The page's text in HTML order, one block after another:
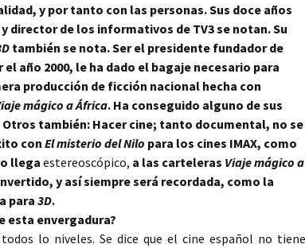
y por tanto con las personas. Sus doce años
director de los informativos de TV3 se notan. Su
también se nota. Ser el presidente fundador de
el año 2000, le ha dado el bagaje necesario para
producción de ficción nacional hecha con
mágico a África. Ha conseguido alguno de sus
también: Hacer cine; tanto documental, no se
con El misterio del Nilo para los cines IMAX, como
llega estereoscópico, a las carteleras Viaje mágico a
y así siempre será recordada, como la
para3D.
esta envergadura?
lo niveles. Se dice que el cine español no tiene